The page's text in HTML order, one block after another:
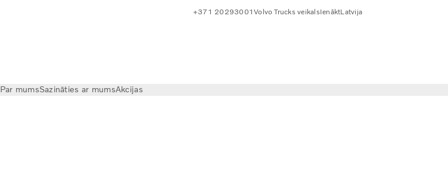
+371 20293001Volvo Trucks veikalsIenāktLatvija
Par mumsSazināties ar mumsAkcijas